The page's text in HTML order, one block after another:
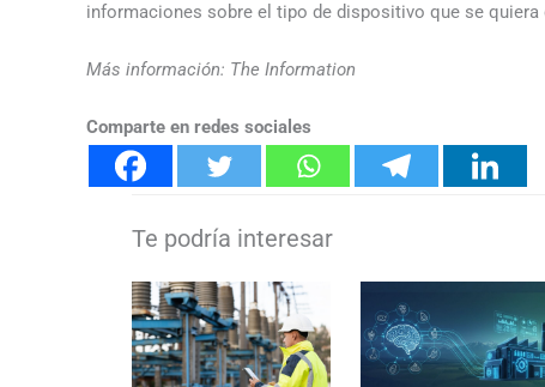
informaciones sobre el tipo de dispositivo que se
Más información: The Information
Comparte en redes sociales